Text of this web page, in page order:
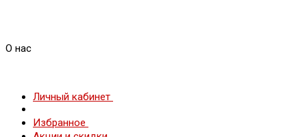
О нас
Личный кабинет
Избранное